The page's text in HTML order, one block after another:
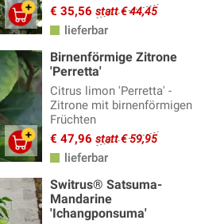
€ 35,56 statt € 44,45
lieferbar
Birnenförmige Zitrone
'Perretta'
Citrus limon 'Perretta' -
Zitrone mit birnenförmigen
Früchten
€ 47,96 statt € 59,95
lieferbar
Switrus® Satsuma-
Mandarine
'Ichangponsuma'